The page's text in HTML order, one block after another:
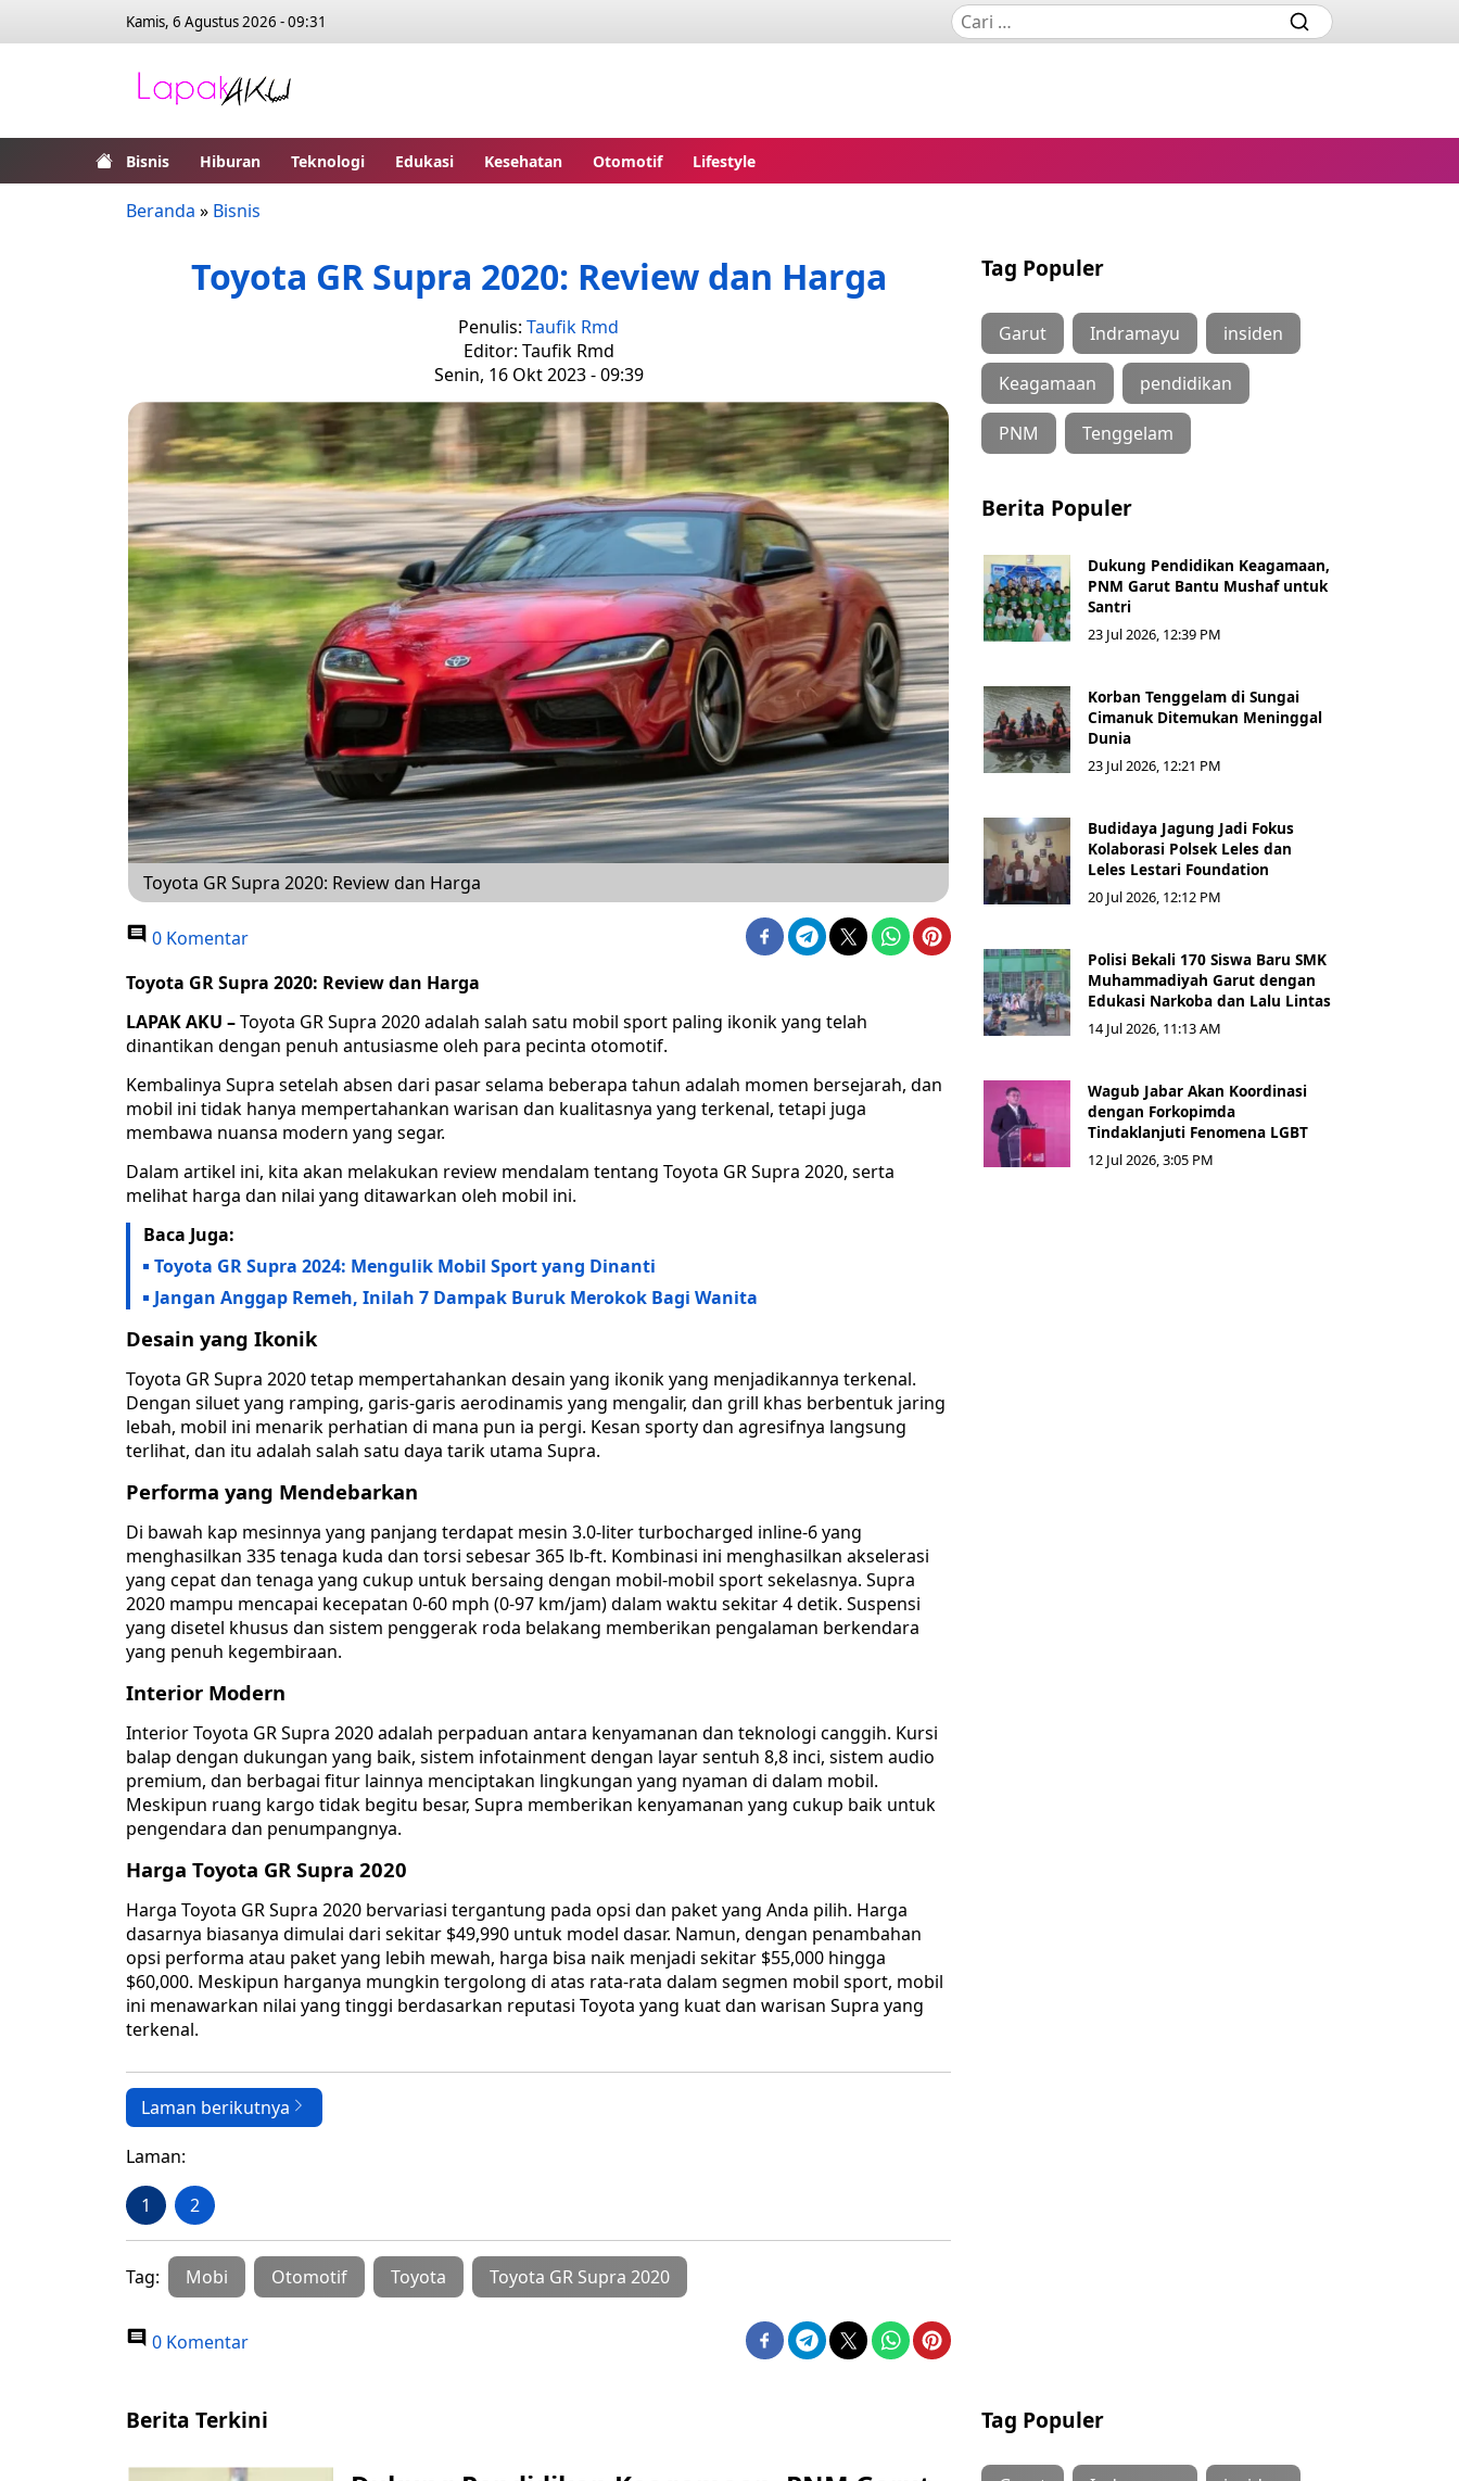
Kamis, 6 Agustus 2026 - 09:31
Bisnis Hiburan Teknologi Edukasi Kesehatan Otomotif Lifestyle
Beranda » Bisnis
Toyota GR Supra 2020: Review dan Harga
Penulis: Taufik Rmd
Editor: Taufik Rmd
Senin, 16 Okt 2023 - 09:39
Toyota GR Supra 2020: Review dan Harga
0 Komentar
Toyota GR Supra 2020: Review dan Harga
LAPAK AKU –Toyota GR Supra 2020 adalah salah satu mobil sport paling ikonik yang telah
dinantikan dengan penuh antusiasme oleh para pecinta otomotif.
Kembalinya Supra setelah absen dari pasar selama beberapa tahun adalah momen bersejarah, dan
mobil ini tidak hanya mempertahankan warisan dan kualitasnya yang terkenal, tetapi juga
membawa nuansa modern yang segar.
Dalam artikel ini, kita akan melakukan review mendalam tentang Toyota GR Supra 2020, serta
melihat harga dan nilai yang ditawarkan oleh mobil ini.
Baca Juga:
Toyota GR Supra 2024: Mengulik Mobil Sport yang Dinanti
Jangan Anggap Remeh, Inilah 7 Dampak Buruk Merokok Bagi Wanita
Desain yang Ikonik
Toyota GR Supra 2020 tetap mempertahankan desain yang ikonik yang menjadikannya terkenal.
Dengan siluet yang ramping, garis-garis aerodinamis yang mengalir, dan grill khas berbentuk jaring
lebah, mobil ini menarik perhatian di mana pun ia pergi. Kesan sporty dan agresifnya langsung
terlihat, dan itu adalah salah satu daya tarik utama Supra.
Performa yang Mendebarkan
Di bawah kap mesinnya yang panjang terdapat mesin 3.0-liter turbocharged inline-6 yang
menghasilkan 335 tenaga kuda dan torsi sebesar 365 lb-ft. Kombinasi ini menghasilkan akselerasi
yang cepat dan tenaga yang cukup untuk bersaing dengan mobil-mobil sport sekelasnya. Supra
2020 mampu mencapai kecepatan 0-60 mph (0-97 km/jam) dalam waktu sekitar 4 detik. Suspensi
yang disetel khusus dan sistem penggerak roda belakang memberikan pengalaman berkendara
yang penuh kegembiraan.
Interior Modern
Interior Toyota GR Supra 2020 adalah perpaduan antara kenyamanan dan teknologi canggih. Kursi
balap dengan dukungan yang baik, sistem infotainment dengan layar sentuh 8,8 inci, sistem audio
premium, dan berbagai fitur lainnya menciptakan lingkungan yang nyaman di dalam mobil.
Meskipun ruang kargo tidak begitu besar, Supra memberikan kenyamanan yang cukup baik untuk
pengendara dan penumpangnya.
Harga Toyota GR Supra 2020
Harga Toyota GR Supra 2020 bervariasi tergantung pada opsi dan paket yang Anda pilih. Harga
dasarnya biasanya dimulai dari sekitar $49,990 untuk model dasar. Namun, dengan penambahan
opsi performa atau paket yang lebih mewah, harga bisa naik menjadi sekitar $55,000 hingga
$60,000. Meskipun harganya mungkin tergolong di atas rata-rata dalam segmen mobil sport, mobil
ini menawarkan nilai yang tinggi berdasarkan reputasi Toyota yang kuat dan warisan Supra yang
terkenal.
Laman berikutnya
Laman:
1 2
Tag: Mobi Otomotif Toyota Toyota GR Supra 2020
0 Komentar
Tag Populer
Garut Indramayu insiden
Keagamaan pendidikan
PNM Tenggelam
Berita Populer
Dukung Pendidikan Keagamaan,
PNM Garut Bantu Mushaf untuk
Santri
23 Jul 2026, 12:39 PM
Korban Tenggelam di Sungai
Cimanuk Ditemukan Meninggal
Dunia
23 Jul 2026, 12:21 PM
Budidaya Jagung Jadi Fokus
Kolaborasi Polsek Leles dan
Leles Lestari Foundation
20 Jul 2026, 12:12 PM
Polisi Bekali 170 Siswa Baru SMK
Muhammadiyah Garut dengan
Edukasi Narkoba dan Lalu Lintas
14 Jul 2026, 11:13 AM
Wagub Jabar Akan Koordinasi
dengan Forkopimda
Tindaklanjuti Fenomena LGBT
12 Jul 2026, 3:05 PM
Berita Terkini Tag Populer